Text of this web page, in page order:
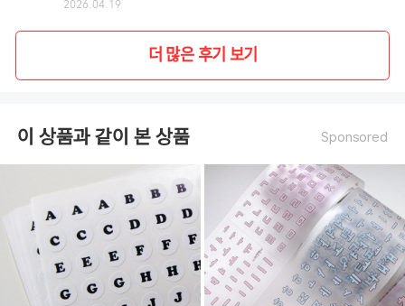
2026.04.19
더 많은 후기 보기
이 상품과 같이 본 상품 Sponsored